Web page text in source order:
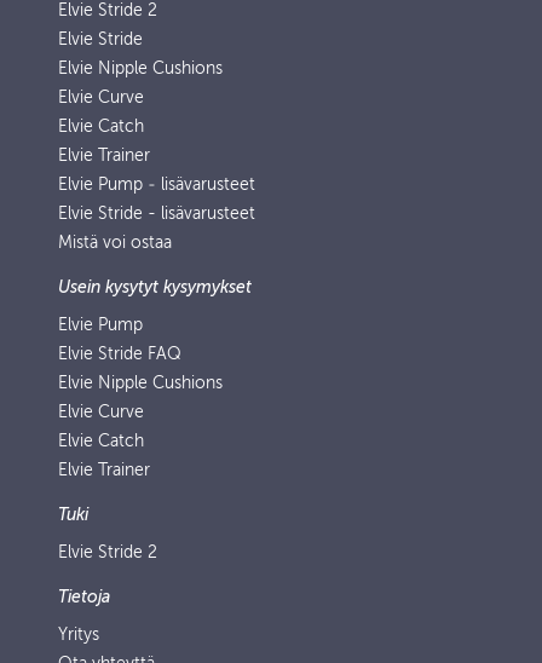
Elvie Stride 2
Elvie Stride
Elvie Nipple Cushions
Elvie Curve
Elvie Catch
Elvie Trainer
Elvie Pump ‑ lisävarusteet
Elvie Stride - lisävarusteet
Mistä voi ostaa
Usein kysytyt kysymykset
Elvie Pump
Elvie Stride FAQ
Elvie Nipple Cushions
Elvie Curve
Elvie Catch
Elvie Trainer
Tuki
Elvie Stride 2
Tietoja
Yritys